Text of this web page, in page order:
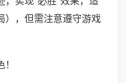
），但需注意遵守游戏